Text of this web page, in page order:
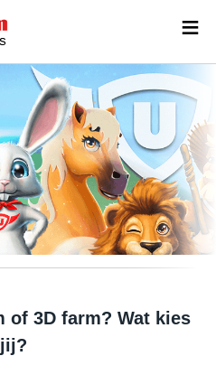
KUN JE NIET
of 3D farm? Wat kies
jij?
≡